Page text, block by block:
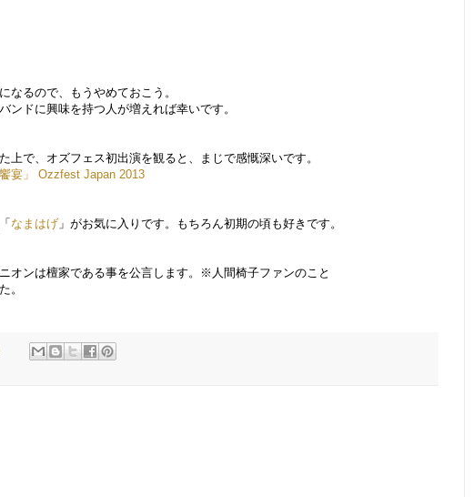
なるので、もうやめておこう。
ンドに興味を持つ人が増えれば幸いです。
上で、オズフェス初出演を観ると、まじで感慨深いです。
宴」 Ozzfest Japan 2013
なまはげ 」がお気に入りです。もちろん初期の頃も好きです。
オンは檀家である事を公言します。※人間椅子ファンのこと
。